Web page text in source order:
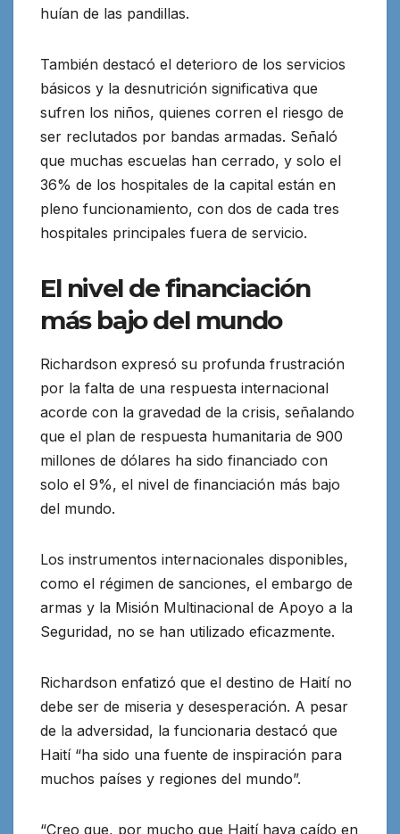
huían de las pandillas.
También destacó el deterioro de los servicios
básicos y la desnutrición significativa que
sufren los niños, quienes corren el riesgo de
ser reclutados por bandas armadas. Señaló
que muchas escuelas han cerrado, y solo el
36% de los hospitales de la capital están en
pleno funcionamiento, con dos de cada tres
hospitales principales fuera de servicio.
El nivel de financiación
más bajo del mundo
Richardson expresó su profunda frustración
por la falta de una respuesta internacional
acorde con la gravedad de la crisis, señalando
que el plan de respuesta humanitaria de 900
millones de dólares ha sido financiado con
solo el 9%, el nivel de financiación más bajo
del mundo.
Los instrumentos internacionales disponibles,
como el régimen de sanciones, el embargo de
armas y la Misión Multinacional de Apoyo a la
Seguridad, no se han utilizado eficazmente.
Richardson enfatizó que el destino de Haití no
debe ser de miseria y desesperación. A pesar
de la adversidad, la funcionaria destacó que
Haití “ha sido una fuente de inspiración para
muchos países y regiones del mundo”.
“Creo que, por mucho que Haití haya caído en